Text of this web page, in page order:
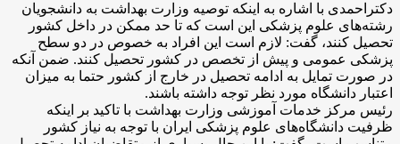
دکتراحمدی با اشاره به اینکه توصیه وزارت بهداشت به دانشجویان
رشته‌های علوم پزشکی این است که تا حد ممکن در داخل کشور
تحصیل کنند، گفت: لازم است این افراد به خصوص در دو سطح
پزشکی عمومی و پیش از تخصص در کشور تحصیل کنند. ضمن آنکه
در صورت تمایل به ادامه تحصیل در خارج از کشور حتما به میزان
اعتبار دانشگاه مورد نظر توجه داشته باشند.
رئیس مرکز خدمات آموزشی وزارت بهداشت با تاکید بر اینکه
ظرفیت دانشگاه‌های علوم پزشکی ایران با توجه به نیاز کشور